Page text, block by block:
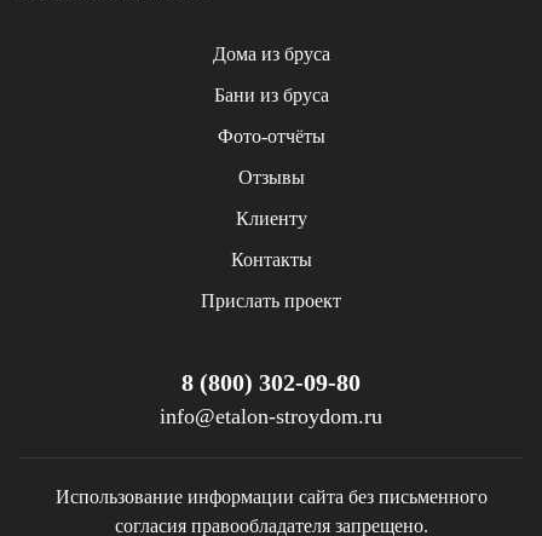
Дома из бруса
Бани из бруса
Фото-отчёты
Отзывы
Клиенту
Контакты
Прислать проект
8 (800) 302-09-80
info@etalon-stroydom.ru
Использование информации сайта без письменного
согласия правообладателя запрещено.